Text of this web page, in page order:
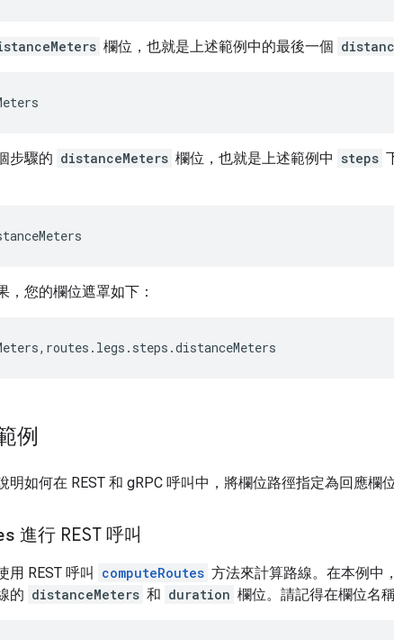
欄位，也就是上述範例中的最後一個
步驟的 distanceMeters 欄位，也就是上述範例中 steps
，您的欄位遮罩如下：
例
明如何在 REST 和 gRPC 呼叫中，將欄位路徑指定為回應欄
進行 REST 呼叫
用 REST 呼叫 computeRoutes 方法來計算路線。在本例中
的 distanceMeters 和 duration 欄位。請記得在欄位名